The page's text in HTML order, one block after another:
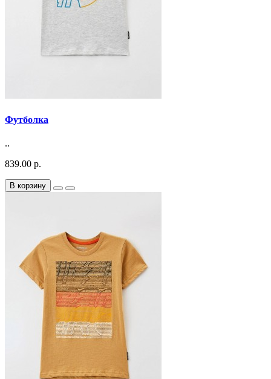
Футболка
..
839.00 р.
В корзину